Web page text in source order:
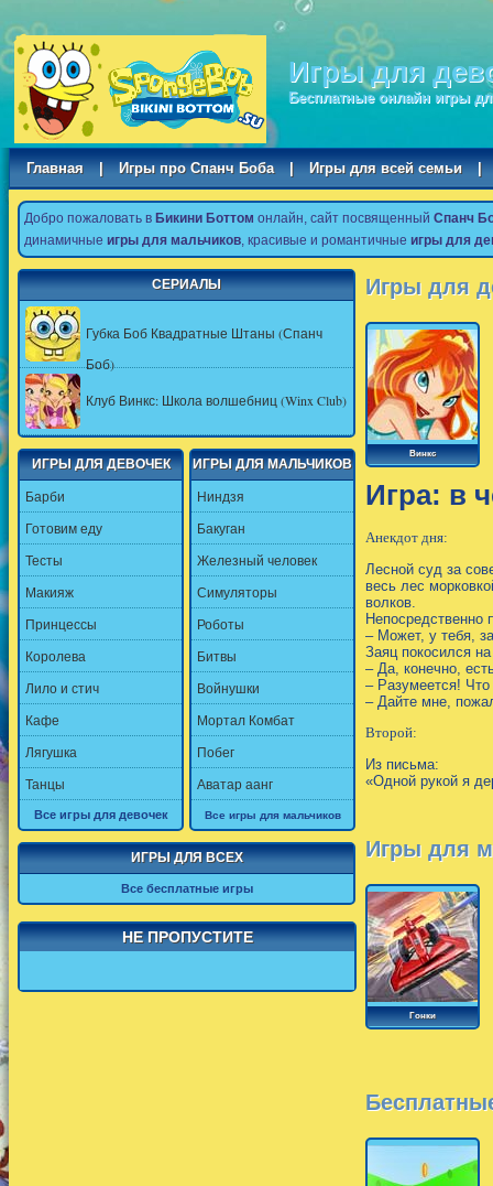
Игры для
Бесплатные онлайн игры
Главная | Игры про Спанч Боба | Игры для всей семьи |
Добро пожаловать в Бикини Боттом онлайн, сайт посвященный Спанч
динамичные игры для мальчиков, красивые и романтичные игры для
СЕРИАЛЫ
Губка Боб Квадратные Штаны (Спанч
Боб)
Клуб Винкс: Школа волшебниц (Winx Club)
ИГРЫ ДЛЯ ДЕВОЧЕК
Барби
Готовим еду
Тесты
Макияж
Принцессы
Королева
Лило и стич
Кафе
Лягушка
Танцы
Все игры для девочек
ИГРЫ ДЛЯ МАЛЬЧИКОВ
Ниндзя
Бакуган
Железный человек
Симуляторы
Роботы
Битвы
Войнушки
Мортал Комбат
Побег
Аватар аанг
Все игры для мальчиков
ИГРЫ ДЛЯ ВСЕХ
Все бесплатные игры
НЕ ПРОПУСТИТЕ
Игры для
Винкс
Игра: в
Анекдот дня:
Лесной суд за
весь лес
волков.
Непосредственно
– Может, у тебя,
Заяц покосился
– Да, конечно,
– Разумеется!
– Дайте мне,
Второй:
Из письма:
«Одной рукой я
Игры для
Гонки